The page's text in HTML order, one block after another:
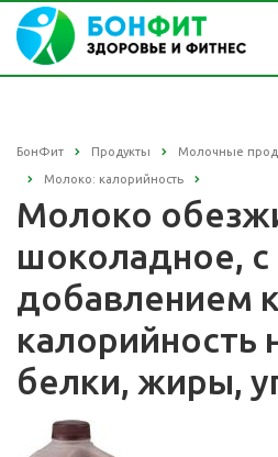
БонФит Продукты Молочные
Молоко: калорийность
Молоко
шоколадное, с
добавлением
калорийность
белки, жиры,